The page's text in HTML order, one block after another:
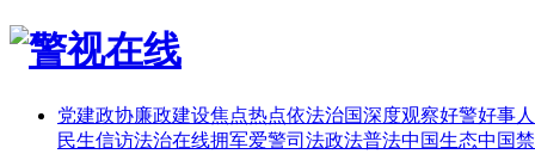
党建政协廉政建设焦点热点依法治国深度观察好警好事
民生信访法治在线拥军爱警司法政法普法中国生态中国